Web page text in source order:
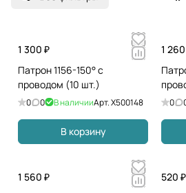
1 300 ₽
Патрон 1156-150° с
проводом (10 шт.)
0 0 В наличииАрт.X500148
В корзину
1
0
1 560 ₽
520 ₽